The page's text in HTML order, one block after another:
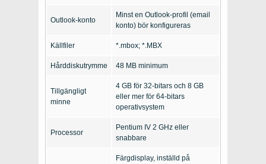
Outlook-konto
Minst en Outlook-profil (email
konto) bör konfigureras
Källfiler *.mbox; *.MBX
Hårddiskutrymme 48 MB minimum
Tillgängligt
minne
4 GB för 32-bitars och 8 GB
eller mer för 64-bitars
operativsystem
Processor
Pentium IV 2 GHz eller
snabbare
Färgdisplay, inställd på